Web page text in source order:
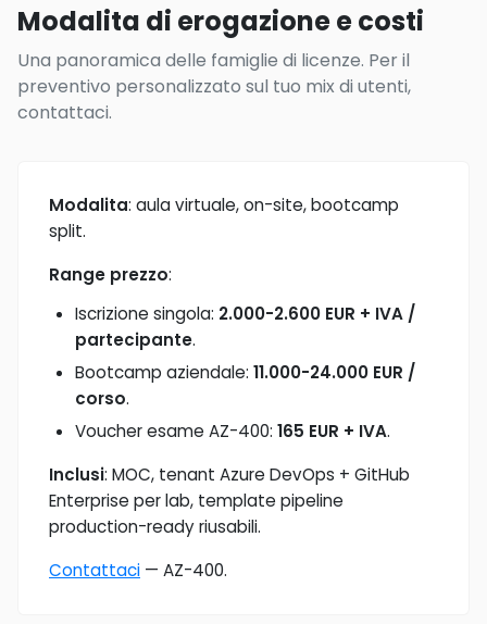
Modalita di erogazione e costi
Una panoramica delle famiglie di licenze. Per il
preventivo personalizzato sul tuo mix di utenti,
contattaci.
Modalita: aula virtuale, on-site, bootcamp
split.
Range prezzo:
Iscrizione singola: 2.000-2.600 EUR + IVA /
partecipante.
Bootcamp aziendale: 11.000-24.000 EUR /
corso.
Voucher esame AZ-400: 165 EUR + IVA.
Inclusi: MOC, tenant Azure DevOps + GitHub
Enterprise per lab, template pipeline
production-ready riusabili.
Contattaci — AZ-400.